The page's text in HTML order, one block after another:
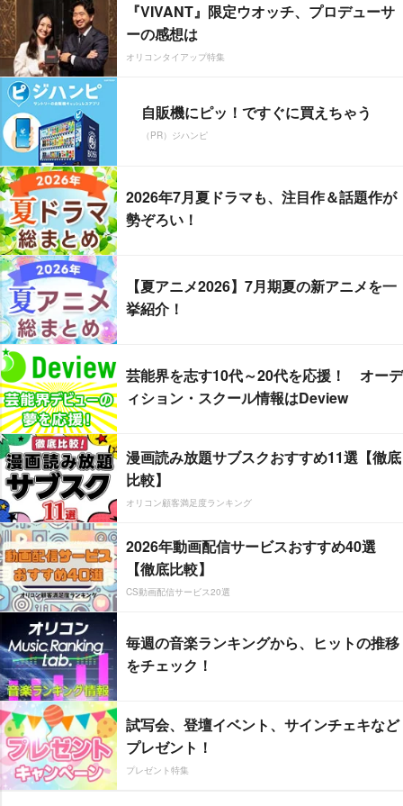
『VIVANT』限定ウオッチ、プロデューサ
ーの感想は
オリコンタイアップ特集
自販機にピッ！ですぐに買えちゃう
（PR）ジハンピ
2026年7月夏ドラマも、注目作＆話題作が
勢ぞろい！
【夏アニメ2026】7月期夏の新アニメを一
挙紹介！
芸能界を志す10代～20代を応援！ オーデ
ィション・スクール情報はDeview
漫画読み放題サブスクおすすめ11選【徹底
比較】
オリコン顧客満足度ランキング
2026年動画配信サービスおすすめ40選
【徹底比較】
CS動画配信サービス20選
毎週の音楽ランキングから、ヒットの推移
をチェック！
試写会、登壇イベント、サインチェキなど
プレゼント！
プレゼント特集